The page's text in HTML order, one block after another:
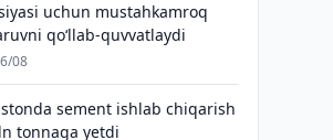
uchun mustahkamroq
qo‘llab-quvvatlaydi
08
sement ishlab chiqarish
tonnaga yetdi